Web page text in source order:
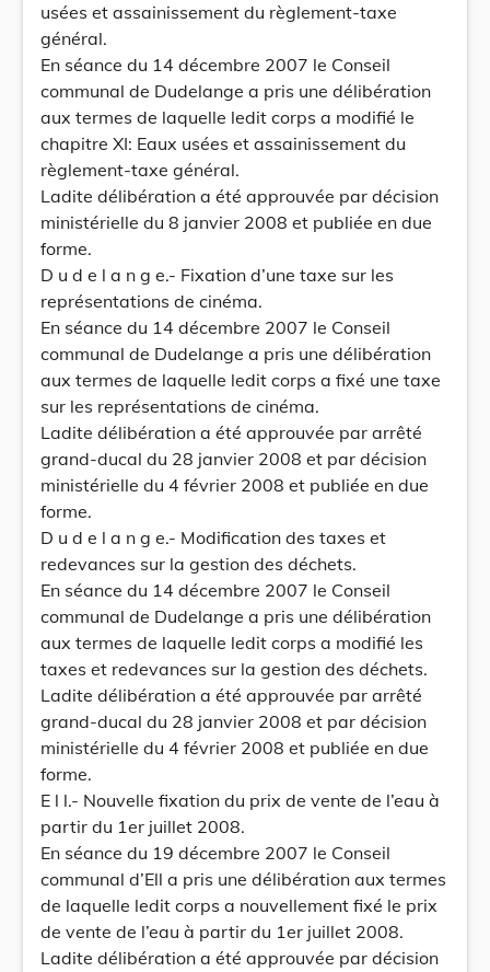
usées et assainissement du règlement-taxe
général.
En séance du 14 décembre 2007 le Conseil
communal de Dudelange a pris une délibération
aux termes de laquelle ledit corps a modifié le
chapitre XI: Eaux usées et assainissement du
règlement-taxe général.
Ladite délibération a été approuvée par décision
ministérielle du 8 janvier 2008 et publiée en due
forme.
D u d e l a n g e.- Fixation d’une taxe sur les
représentations de cinéma.
En séance du 14 décembre 2007 le Conseil
communal de Dudelange a pris une délibération
aux termes de laquelle ledit corps a fixé une taxe
sur les représentations de cinéma.
Ladite délibération a été approuvée par arrêté
grand-ducal du 28 janvier 2008 et par décision
ministérielle du 4 février 2008 et publiée en due
forme.
D u d e l a n g e.- Modification des taxes et
redevances sur la gestion des déchets.
En séance du 14 décembre 2007 le Conseil
communal de Dudelange a pris une délibération
aux termes de laquelle ledit corps a modifié les
taxes et redevances sur la gestion des déchets.
Ladite délibération a été approuvée par arrêté
grand-ducal du 28 janvier 2008 et par décision
ministérielle du 4 février 2008 et publiée en due
forme.
E l l.- Nouvelle fixation du prix de vente de l’eau à
partir du 1er juillet 2008.
En séance du 19 décembre 2007 le Conseil
communal d’Ell a pris une délibération aux termes
de laquelle ledit corps a nouvellement fixé le prix
de vente de l’eau à partir du 1er juillet 2008.
Ladite délibération a été approuvée par décision